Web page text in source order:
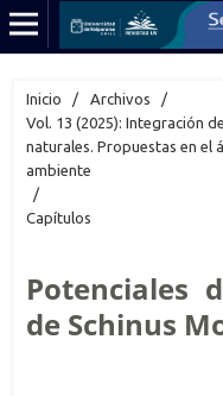
Inicio / Archivos
/
Vol. 13 (2025): Integración
naturales. Propuestas en el
ambiente
/
Capítulos
Potenciales
de Schinus